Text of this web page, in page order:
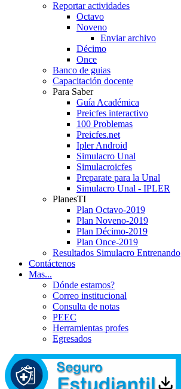
Reportar actividades
Octavo
Noveno
Enviar archivo
Décimo
Once
Banco de guias
Capacitación docente
Para Saber
Guía Académica
Preicfes interactivo
100 Problemas
Preicfes.net
Ipler Android
Simulacro Unal
Simulacroicfes
Preparate para la Unal
Simulacro Unal - IPLER
PlanesTI
Plan Octavo-2019
Plan Noveno-2019
Plan Décimo-2019
Plan Once-2019
Resultados Simulacro Entrenando
Contáctenos
Mas...
Dónde estamos?
Correo institucional
Consulta de notas
PEEC
Herramientas profes
Egresados